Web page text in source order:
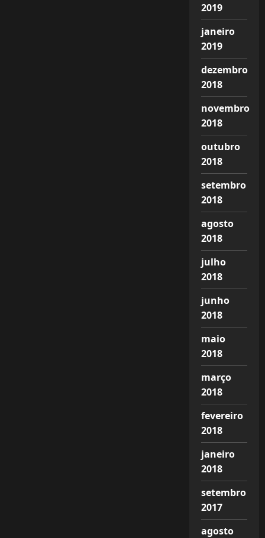
2019
janeiro
2019
dezembro
2018
novembro
2018
outubro
2018
setembro
2018
agosto
2018
julho
2018
junho
2018
maio
2018
março
2018
fevereiro
2018
janeiro
2018
setembro
2017
agosto